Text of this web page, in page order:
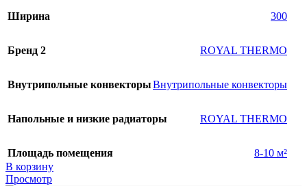
Ширина 300
Бренд 2 ROYAL THERMO
Внутрипольные конвекторыВнутрипольные конвекторы
Напольные и низкие радиаторы ROYAL THERMO
Площадь помещения
8-10 м²
В корзину
Просмотр